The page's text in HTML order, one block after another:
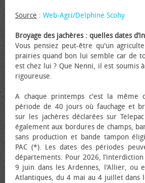
Source : Web-Agri/Delphine Scohy
Broyage des jachères : quelles dates
Vous pensiez peut-être qu'un
prairies quand bon lui semble car de
est chez lui ? Que Nenni, il est soumis
rigoureuse.
A chaque printemps c'est la même
période de 40 jours où fauchage et
sur les jachères déclarées sur
également aux bordures de champs,
sans production et bande tampon
PAC (*). Les dates des périodes
départements. Pour 2026,
9 juin dans les Ardennes, l'Allier, ou
Atlantiques, du 4 mai au 4 juillet dans